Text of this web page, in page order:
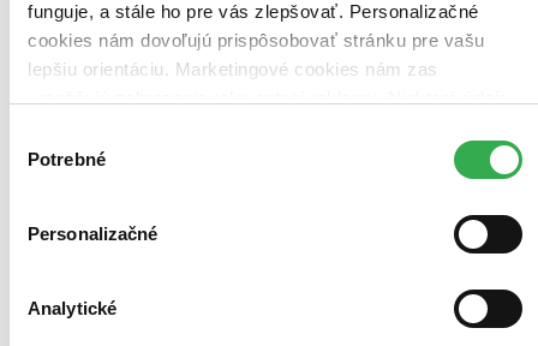
funguje, a stále ho pre vás zlepšovať. Personalizačné
cookies nám dovoľujú prispôsobovať stránku pre vašu
lepšiu orientáciu. Marketingové cookies nám zas
keby sme mohli používať všetky tieto cookies. Ďakujeme!
súhlasu
Potrebné
Personalizačné
Analytické